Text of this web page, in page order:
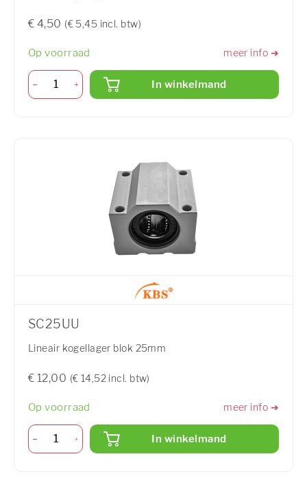
€ 4,50 (€ 5,45 incl. btw)
Op voorraad meer info ➜
In winkelmand
SC25UU
Lineair kogellager blok 25mm
€ 12,00 (€ 14,52 incl. btw)
Op voorraad meer info ➜
In winkelmand